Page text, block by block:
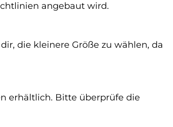
angebaut wird.
die kleinere Größe zu wählen, da
erhältlich. Bitte überprüfe die